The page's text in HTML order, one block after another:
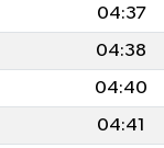
04:37
04:38
04:40
04:41